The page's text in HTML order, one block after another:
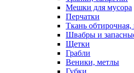
Мешки для мусора
Перчатки
Ткань обтирочная,
Швабры и
Щетки
Грабли
Веники, метлы
Губки